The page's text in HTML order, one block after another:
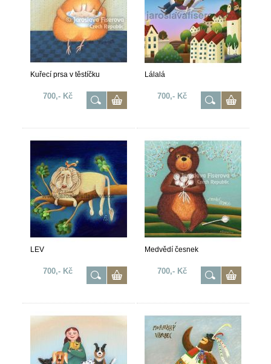
Kuřecí prsa v těstíčku
700,- Kč
Lálalá
700,- Kč
LEV
700,- Kč
Medvědí česnek
700,- Kč